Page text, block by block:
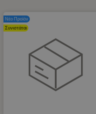
Νέο Προϊόν
Συνιστάται